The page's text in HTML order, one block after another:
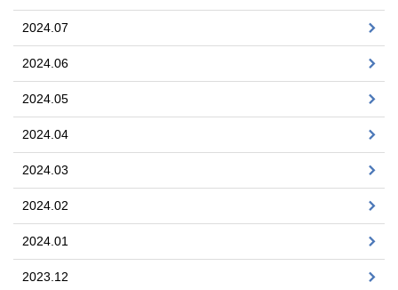
2024.07
2024.06
2024.05
2024.04
2024.03
2024.02
2024.01
2023.12